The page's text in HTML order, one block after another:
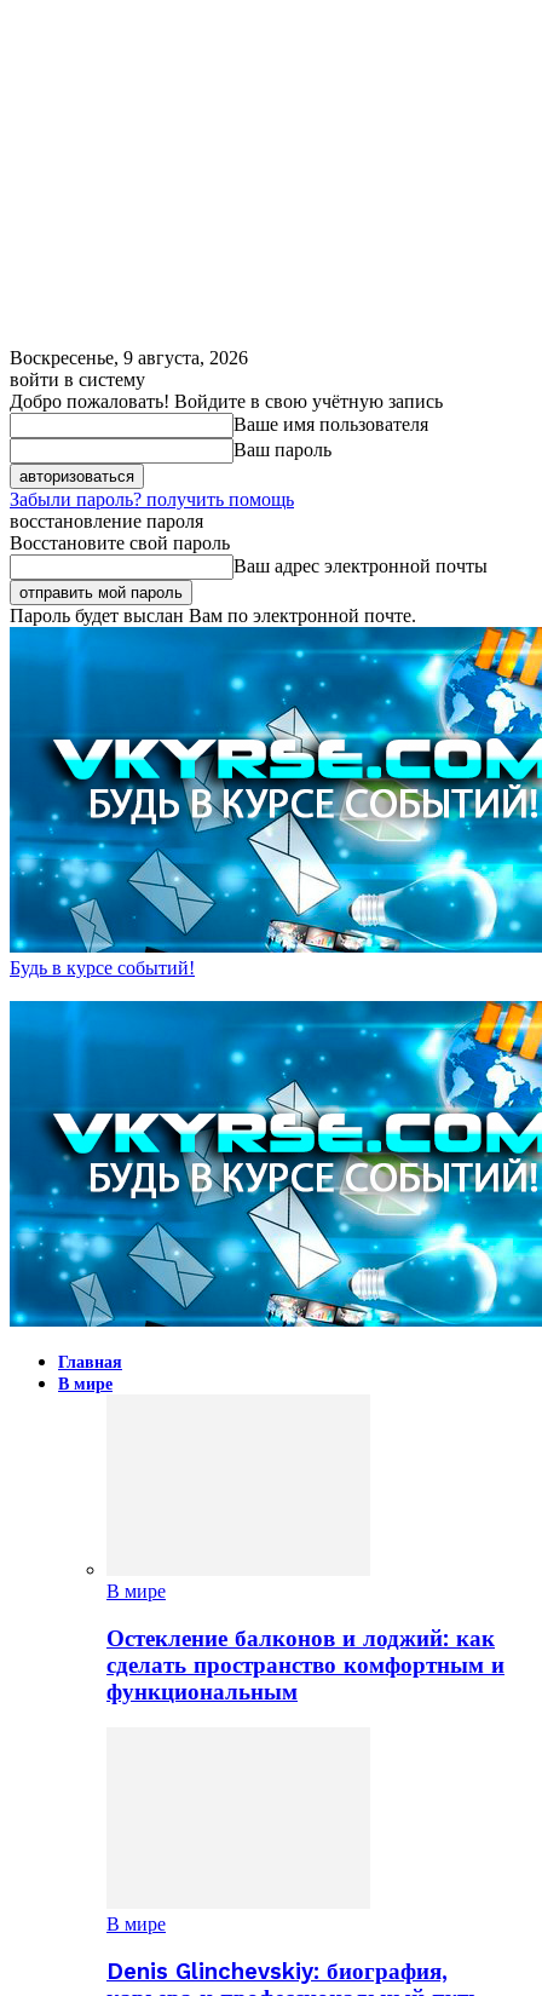
Воскресенье, 9 августа, 2026
войти в систему
Добро пожаловать! Войдите в свою учётную запись
Ваше имя пользователя
Ваш пароль
Забыли пароль? получить помощь
восстановление пароля
Восстановите свой пароль
Ваш адрес электронной почты
Пароль будет выслан Вам по электронной почте.
Будь в курсе событий!
Главная
В мире
В мире
Остекление балконов и лоджий: как
сделать пространство комфортным и
функциональным
В мире
Denis Glinchevskiy: биография,